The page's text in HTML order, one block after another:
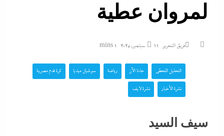
لمروان عطية
فريق التحرير 11 سبتمبر، 2025 1 mins
التحليل اللحظي جاءنا الآن رياضة سوشيال ميديا كرة قدم مصرية
نشرة الأخبار نشرة لايف
سيف السيد